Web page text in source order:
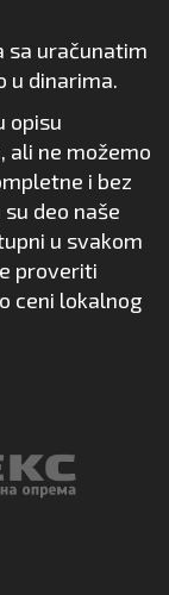
sa uračunatim
u dinarima.
opisu
ali ne možemo
i bez
deo naše
u svakom
proveriti
ceni lokalnog